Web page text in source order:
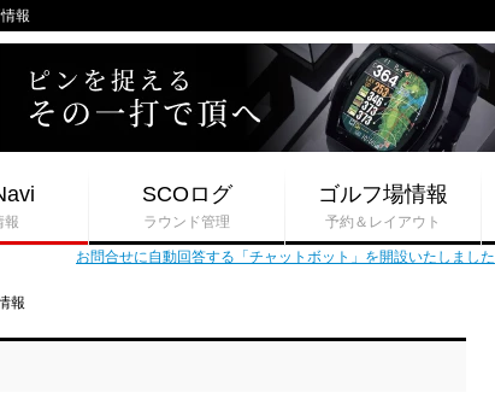
報
報
SCOログ
ラウンド管理
ゴルフ場情報
予約＆レイアウト
お問合せに自動回答する「チャットボット」を開設いたしました
報